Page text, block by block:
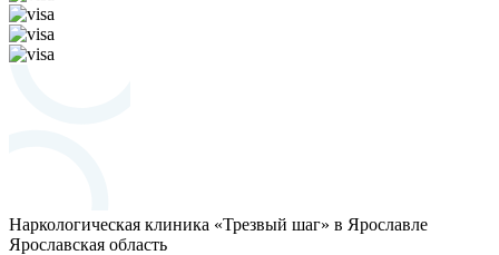
Наркологическая клиника «Трезвый шаг» в Ярославле
Ярославская область